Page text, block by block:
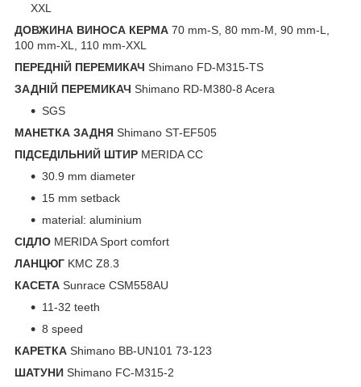
XXL
ДОВЖИНА ВИНОСА КЕРМА 70 mm-S, 80 mm-M, 90 mm-L,
100 mm-XL, 110 mm-XXL
ПЕРЕДНІЙ ПЕРЕМИКАЧ Shimano FD-M315-TS
ЗАДНІЙ ПЕРЕМИКАЧ Shimano RD-M380-8 Acera
SGS
МАНЕТКА ЗАДНЯ Shimano ST-EF505
ПІДСЕДІЛЬНИЙ ШТИР MERIDA CC
30.9 mm diameter
15 mm setback
material: aluminium
СІДЛО MERIDA Sport comfort
ЛАНЦЮГ KMC Z8.3
КАСЕТА Sunrace CSM558AU
11-32 teeth
8 speed
КАРЕТКА Shimano BB-UN101 73-123
ШАТУНИ Shimano FC-M315-2